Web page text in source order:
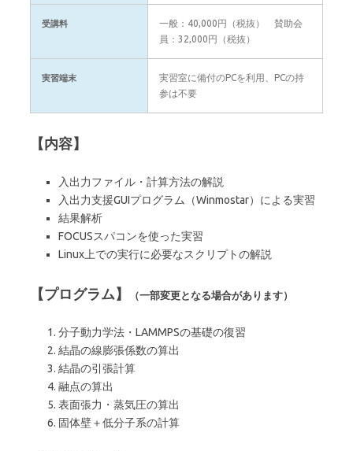
受講料
一般：40,000円（税抜） 賛助会
員：32,000円（税抜）
実習端末
実習室に備付のPCを利用、PCの持
参は不要
【内容】
入出力ファイル・計算方法の解説
入出力支援GUIプログラム（Winmostar）による実習
結果解析
FOCUSスパコンを使った実習
Linux上での実行に必要なスクリプトの解説
【プログラム】 （一部変更となる場合があります）
分子動力学法・LAMMPSの基礎の復習
結晶の線膨張係数の算出
結晶の引張計算
融点の算出
表面張力・蒸気圧の算出
固体壁＋低分子系の計算